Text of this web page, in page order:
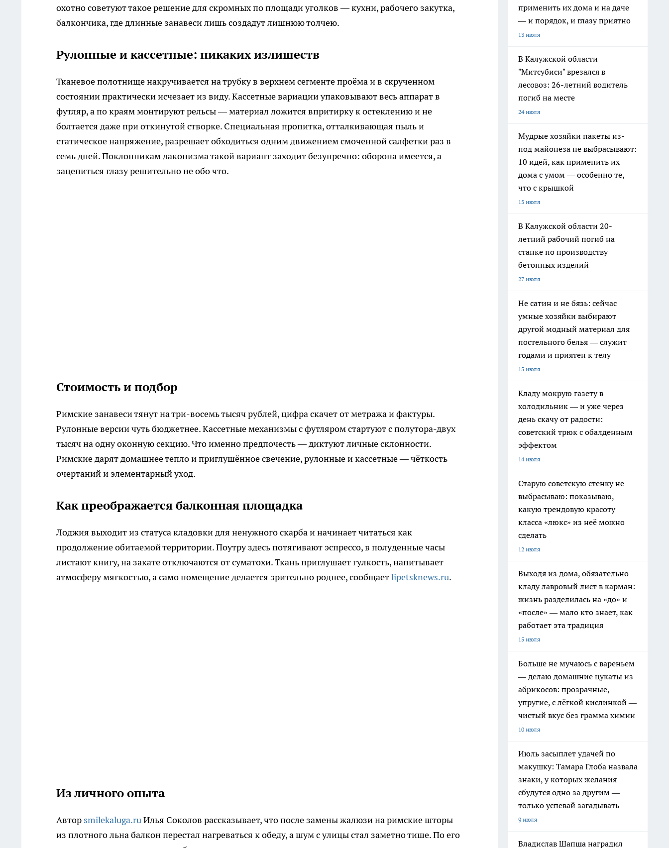
охотно советуют такое решение для скромных по площади уголков — кухни, рабочего закутка,
балкончика, где длинные занавеси лишь создадут лишнюю толчею.
Рулонные и кассетные: никаких излишеств
Тканевое полотнище накручивается на трубку в верхнем сегменте проёма и в скрученном
состоянии практически исчезает из виду. Кассетные вариации упаковывают весь аппарат в
футляр, а по краям монтируют рельсы — материал ложится впритирку к остеклению и не
болтается даже при откинутой створке. Специальная пропитка, отталкивающая пыль и
статическое напряжение, разрешает обходиться одним движением смоченной салфетки раз в
семь дней. Поклонникам лаконизма такой вариант заходит безупречно: оборона имеется, а
зацепиться глазу решительно не обо что.
Стоимость и подбор
Римские занавеси тянут на три-восемь тысяч рублей, цифра скачет от метража и фактуры.
Рулонные версии чуть бюджетнее. Кассетные механизмы с футляром стартуют с полутора-двух
тысяч на одну оконную секцию. Что именно предпочесть — диктуют личные склонности.
Римские дарят домашнее тепло и приглушённое свечение, рулонные и кассетные — чёткость
очертаний и элементарный уход.
Как преображается балконная площадка
Лоджия выходит из статуса кладовки для ненужного скарба и начинает читаться как
продолжение обитаемой территории. Поутру здесь потягивают эспрессо, в полуденные часы
листают книгу, на закате отключаются от суматохи. Ткань приглушает гулкость, напитывает
атмосферу мягкостью, а само помещение делается зрительно роднее, сообщаетlipetsknews.ru.
Из личного опыта
Автор smilekaluga.ruИлья Соколов рассказывает, что после замены жалюзи на римские шторы
из плотного льна балкон перестал нагреваться к обеду, а шум с улицы стал заметно тише. По его
применить их дома и на даче
— и порядок, и глазу приятно
13 июля
В Калужской области
"Митсубиси" врезался в
лесовоз: 26-летний водитель
погиб на месте
24 июля
Мудрые хозяйки пакеты из-
под майонеза не выбрасывают:
10 идей, как применить их
дома с умом — особенно те,
что с крышкой
15 июля
В Калужской области 20-
летний рабочий погиб на
станке по производству
бетонных изделий
27 июля
Не сатин и не бязь: сейчас
умные хозяйки выбирают
другой модный материал для
постельного белья — служит
годами и приятен к телу
15 июля
Кладу мокрую газету в
холодильник — и уже через
день скачу от радости:
советский трюк с обалденным
эффектом
14 июля
Старую советскую стенку не
выбрасываю: показываю,
какую трендовую красоту
класса «люкс» из неё можно
сделать
12 июля
Выходя из дома, обязательно
кладу лавровый лист в карман:
жизнь разделилась на «до» и
«после» — мало кто знает, как
работает эта традиция
15 июля
Больше не мучаюсь с вареньем
— делаю домашние цукаты из
абрикосов: прозрачные,
упругие, с лёгкой кислинкой —
чистый вкус без грамма химии
10 июля
Июль засыплет удачей по
макушку: Тамара Глоба назвала
знаки, у которых желания
сбудутся одно за другим —
только успевай загадывать
9 июля
Владислав Шапша наградил